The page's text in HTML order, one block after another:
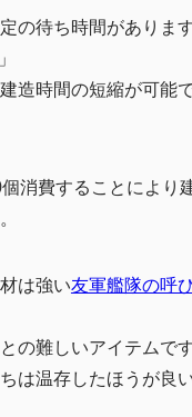
の待ち時間がありま
造時間の短縮が可能で
消費することにより
は強い友軍艦隊の呼
の難しいアイテムです
は温存したほうが良